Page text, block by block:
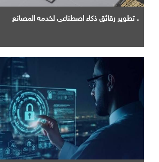
. تطوير رقائق ذكاء اصطناعي لخدمه المصانع